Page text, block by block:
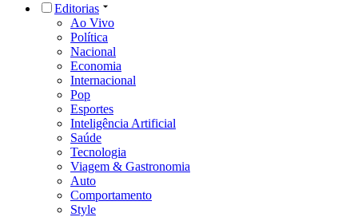
Editorias
Ao Vivo
Política
Nacional
Economia
Internacional
Pop
Esportes
Inteligência Artificial
Saúde
Tecnologia
Viagem & Gastronomia
Auto
Comportamento
Style